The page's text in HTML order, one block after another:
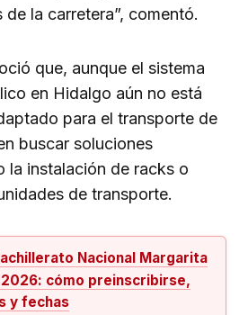
la carretera”, comentó.
que, aunque el sistema
en Hidalgo aún no está
para el transporte de
buscar soluciones
la instalación de racks o
de transporte.
Nacional Margarita
2026: cómo preinscribirse,
y fechas